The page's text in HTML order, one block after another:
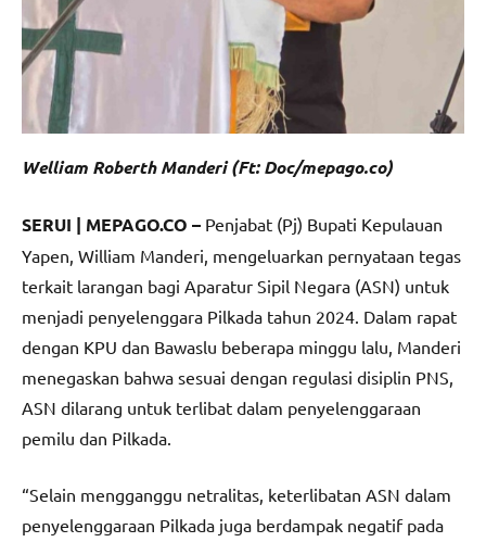
Welliam Roberth Manderi (Ft: Doc/mepago.co)
SERUI | MEPAGO.CO – Penjabat (Pj) Bupati Kepulauan
Yapen, William Manderi, mengeluarkan pernyataan tegas
terkait larangan bagi Aparatur Sipil Negara (ASN) untuk
menjadi penyelenggara Pilkada tahun 2024. Dalam rapat
dengan KPU dan Bawaslu beberapa minggu lalu, Manderi
menegaskan bahwa sesuai dengan regulasi disiplin PNS,
ASN dilarang untuk terlibat dalam penyelenggaraan
pemilu dan Pilkada.
“Selain mengganggu netralitas, keterlibatan ASN dalam
penyelenggaraan Pilkada juga berdampak negatif pada